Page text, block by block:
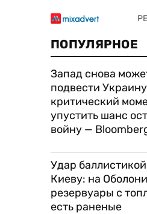
ПОПУЛЯРНОЕ
Запад снова
подвести
критический
упустить шанс
войну —
Удар
Киеву: на
резервуары с
есть раненые